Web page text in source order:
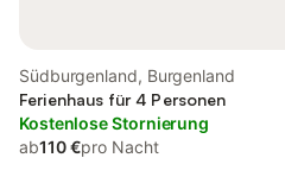
Südburgenland, Burgenland
Ferienhaus für 4 Personen
Kostenlose Stornierung
ab110 €pro Nacht